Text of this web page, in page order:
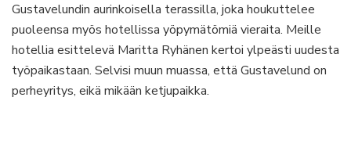
Gustavelundin aurinkoisella terassilla, joka houkuttelee
puoleensa myös hotellissa yöpymätömiä vieraita. Meille
hotellia esittelevä Maritta Ryhänen kertoi ylpeästi uudesta
työpaikastaan. Selvisi muun muassa, että Gustavelund on
perheyritys, eikä mikään ketjupaikka.